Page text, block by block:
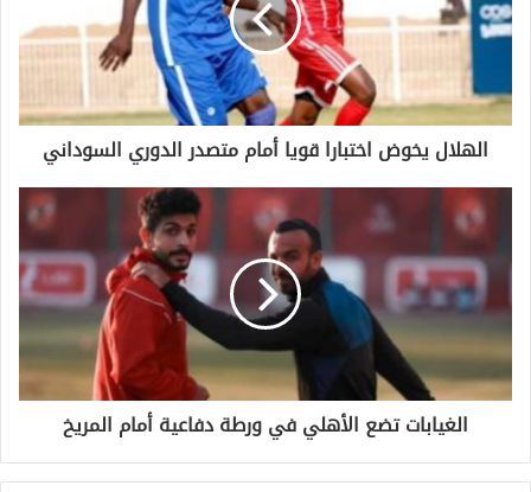
الهلال يخوض اختبارا قويا أمام متصدر الدوري السوداني
الغيابات تضع الأهلي في ورطة دفاعية أمام المريخ